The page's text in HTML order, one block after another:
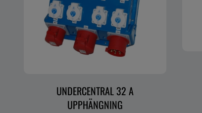
UNDERCENTRAL 32 A
UPPHÄNGNING